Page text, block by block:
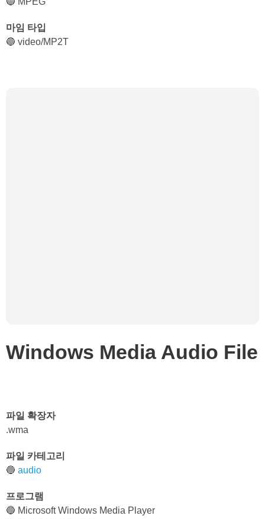
마임 타입
🔵 video/MP2T
Windows Media Audio File
파일 확장자
.wma
파일 카테고리
🔵 audio
프로그램
🔵 Microsoft Windows Media Player